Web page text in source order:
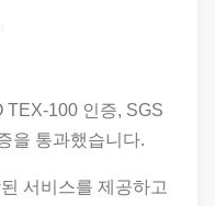
TEX-100 인증, SGS
을 통과했습니다.
서비스를 제공하고